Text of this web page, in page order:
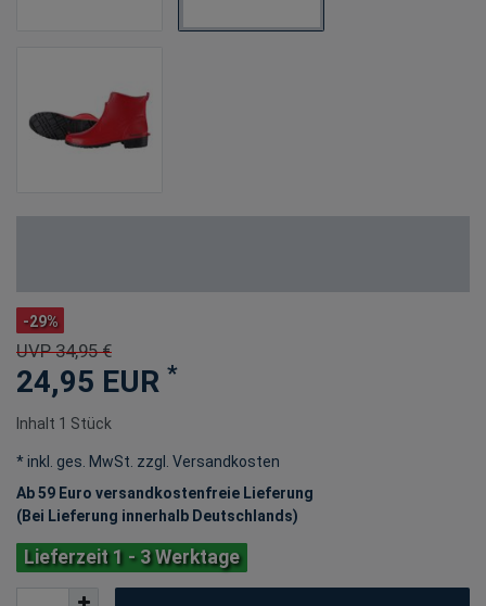
-29%
UVP 34,95 €
24,95 EUR *
Inhalt 1 Stück
* inkl. ges. MwSt. zzgl.
Versandkosten
Ab 59 Euro versandkostenfreie Lieferung
(Bei Lieferung innerhalb Deutschlands)
Lieferzeit 1 - 3 Werktage